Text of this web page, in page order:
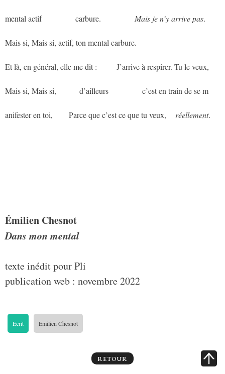
mental actifaaaaaaaaa carbure. Mais je n’y arrive pas.
Mais si, Mais si, actif, ton mental carbure.
Et là, en général, elle me dit : J’arrive à respirer. Tu le veux,
Mais si, Mais si, d’ailleurs c’est en train de se m
anifester en toi, Parce que c’est ce que tu veux, réellement.
Émilien Chesnot
Dans mon mental
texte inédit pour Pli
publication web : novembre 2022
Écrit Émilien Chesnot
RETOUR